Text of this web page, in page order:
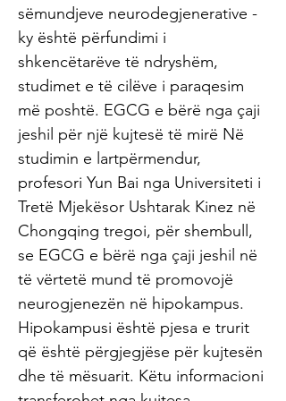
sëmundjeve neurodegjenerative -
ky është përfundimi i
shkencëtarëve të ndryshëm,
studimet e të cilëve i paraqesim
më poshtë. EGCG e bërë nga çaji
jeshil për një kujtesë të mirë Në
studimin e lartpërmendur,
profesori Yun Bai nga Universiteti i
Tretë Mjekësor Ushtarak Kinez në
Chongqing tregoi, për shembull,
se EGCG e bërë nga çaji jeshil në
të vërtetë mund të promovojë
neurogjenezën në hipokampus.
Hipokampusi është pjesa e trurit
që është përgjegjëse për kujtesën
dhe të mësuarit. Këtu informacioni